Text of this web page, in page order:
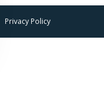
Privacy Policy